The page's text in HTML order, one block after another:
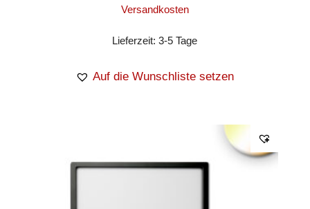
Versandkosten
Lieferzeit:3-5 Tage
Auf die Wunschliste setzen